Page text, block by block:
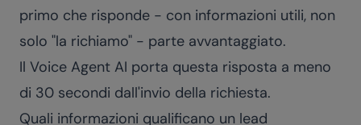
primo che risponde - con informazioni utili, non
solo "la richiamo" - parte avvantaggiato.
Il Voice Agent AI porta questa risposta a meno
di 30 secondi dall'invio della richiesta.
Quali informazioni qualificano un lead